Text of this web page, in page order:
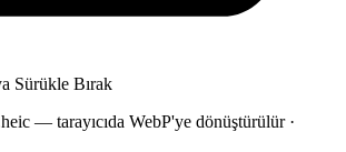
Sürükle Bırak
— tarayıcıda WebP'ye dönüştürülür ·